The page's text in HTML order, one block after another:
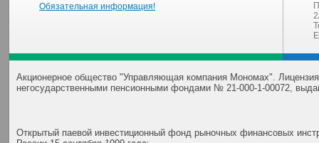
Обязательная информация!
Акционерное общество "Управляющая компания Мономах".
негосударственными пенсионными фондами № 21-000-1-00072,
Открытый паевой инвестиционный фонд рыночных финансовых